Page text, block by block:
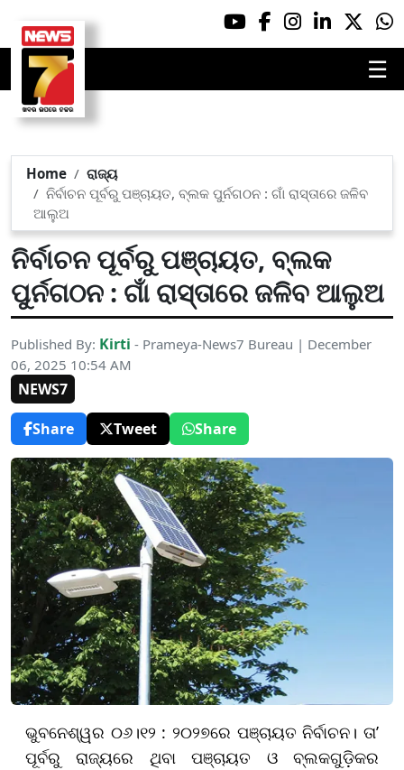
☰
Home
ରାଜ୍ୟ
ନିର୍ବାଚନ ପୂର୍ବରୁ ପଞ୍ଚାୟତ, ବ୍ଲକ ପୁର୍ନଗଠନ : ଗାଁ ରାସ୍ତାରେ ଜଳିବ
ଆଲୁଅ
ନିର୍ବାଚନ ପୂର୍ବରୁ ପଞ୍ଚାୟତ, ବ୍ଲକ
ପୁର୍ନଗଠନ : ଗାଁ ରାସ୍ତାରେ ଜଳିବ ଆଲୁଅ
Published By: Kirti - Prameya-News7 Bureau | December
06, 2025 10:54 AM
NEWS7
Share
Tweet Share
ଭୁବନେଶ୍ୱର ୦୬।୧୨ : ୨୦୨୭ରେ ପଞ୍ଚାୟତ ନିର୍ବାଚନ। ତା’
ପୂର୍ବରୁ ରାଜ୍ୟରେ ଥିବା ପଞ୍ଚାୟତ ଓ ବ୍ଲକଗୁଡ଼ିକର